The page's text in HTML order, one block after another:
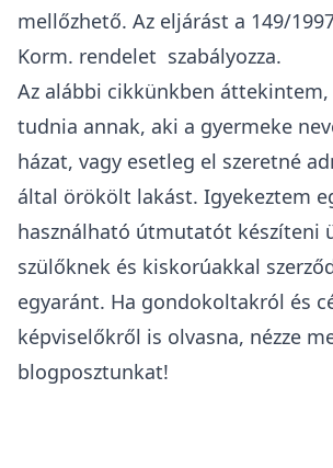
mellőzhető. Az eljárást a 149/
Korm. rendelet szabályozza.
Az alábbi cikkünkben
tudnia annak, aki a gyermeke
házat, vagy esetleg el szeretné
által örökölt lakást. Igyekeztem
használható útmutatót készíteni
szülőknek és kiskorúakkal
egyaránt. Ha gondokoltakról és
képviselőkről is olvasna, nézze
blogposztunkat!